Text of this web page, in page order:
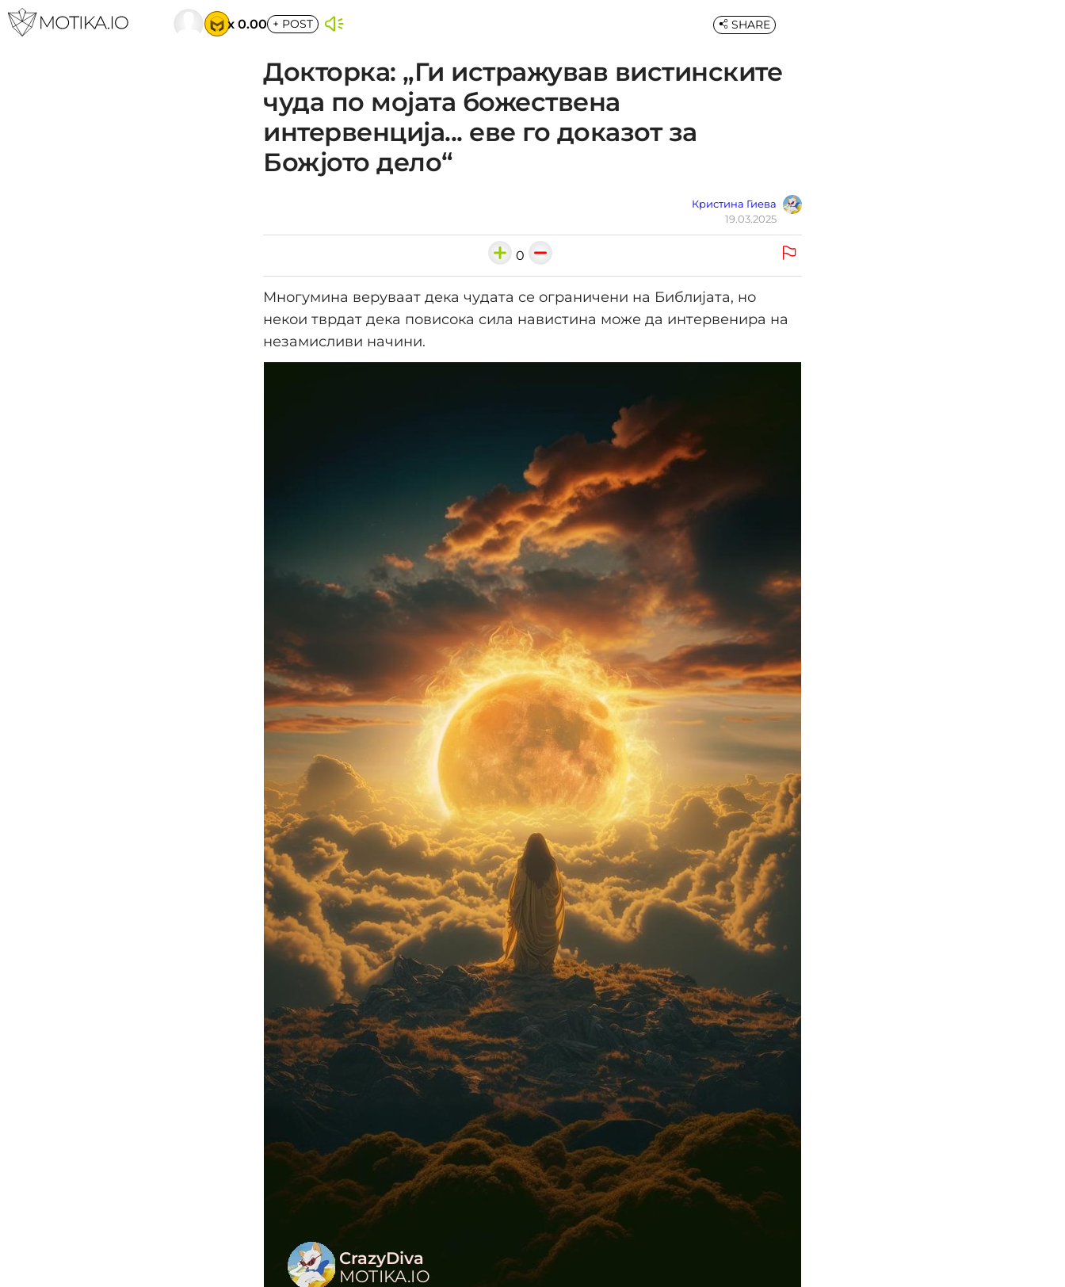
x 0.00 + POST
Докторка: „Ги истражував вистинските
чуда по мојата божествена
интервенција... еве го доказот за
Божјото дело“
Кристина Гиева
19.03.2025
SHARE
0
Многумина веруваат дека чудата се ограничени на Библијата, но
некои тврдат дека повисока сила навистина може да интервенира на
незамисливи начини.